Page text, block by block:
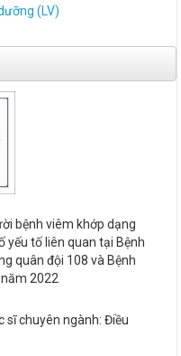
(LV)
bệnh viêm khớp dạng
yếu tố liên quan tại Bệnh
quân đội 108 và Bệnh
2022
sĩ chuyên ngành: Điều